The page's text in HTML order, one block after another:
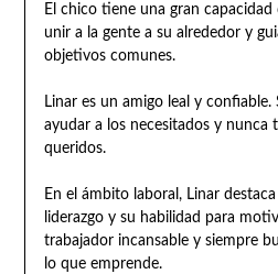
El chico tiene una gran capacidad
unir a la gente a su alrededor y
objetivos comunes.
Linar es un amigo leal y confiable.
ayudar a los necesitados y nunca
queridos.
En el ámbito laboral, Linar
liderazgo y su habilidad para
trabajador incansable y siempre
lo que emprende.